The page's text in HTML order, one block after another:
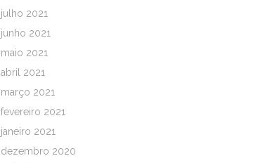
julho 2021
junho 2021
maio 2021
abril 2021
março 2021
fevereiro 2021
janeiro 2021
dezembro 2020